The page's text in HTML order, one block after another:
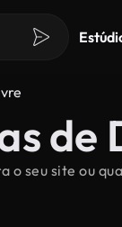
de
o seu site ou